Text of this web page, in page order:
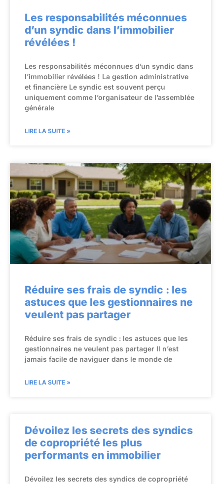
Les responsabilités méconnues
d’un syndic dans l’immobilier
révélées !
Les responsabilités méconnues d’un syndic dans
l’immobilier révélées ! La gestion administrative
et financière Le syndic est souvent perçu
uniquement comme l’organisateur de l’assemblée
générale
LIRE LA SUITE »
Réduire ses frais de syndic : les
astuces que les gestionnaires ne
veulent pas partager
Réduire ses frais de syndic : les astuces que les
gestionnaires ne veulent pas partager Il n’est
jamais facile de naviguer dans le monde de
LIRE LA SUITE »
Dévoilez les secrets des syndics
de copropriété les plus
performants en immobilier
Dévoilez les secrets des syndics de copropriété